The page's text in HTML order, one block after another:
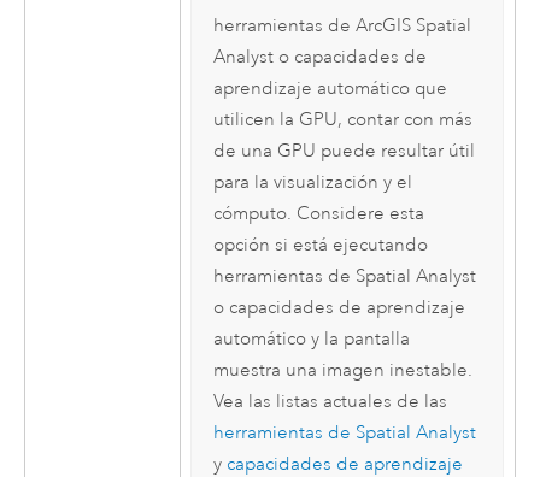
herramientas de ArcGIS Spatial
Analysto capacidades de
aprendizaje automático que
utilicen la GPU, contar con más
de una GPU puede resultar útil
para la visualización y el
cómputo. Considere esta
opción si está ejecutando
herramientas de Spatial Analyst
o capacidades de aprendizaje
automático y la pantalla
muestra una imagen inestable.
Vea las listas actuales de las
herramientas de Spatial Analyst
y capacidades de aprendizaje